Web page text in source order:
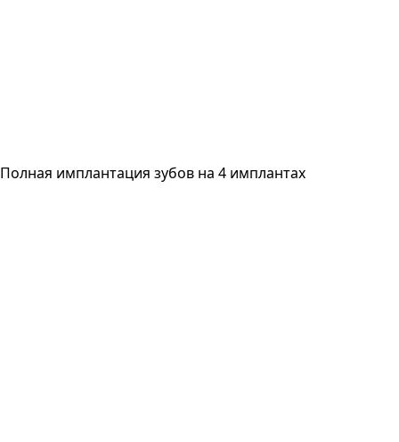
Полная имплантация зубов на 4 имплантах